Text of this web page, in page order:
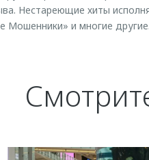
Нестареющие хиты
Мошенники» и многие другие.